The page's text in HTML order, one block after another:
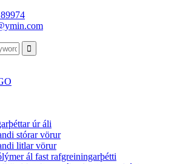
úr áli
stórar vörur
litlar vörur
ál fast rafgreiningarþétti